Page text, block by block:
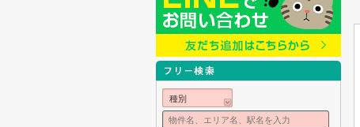
種別